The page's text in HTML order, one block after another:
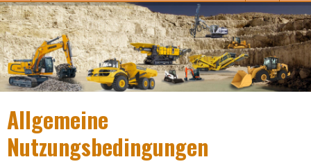
Allgemeine
Nutzungsbedingungen